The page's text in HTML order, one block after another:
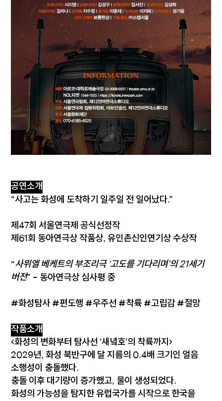
공연소개
“사고는 화성에 도착하기 일주일 전 일어났다.”
제47회 서울연극제 공식선정작
제61회 동아연극상 작품상, 유인촌신인연기상 수상작
“사뮈엘 베케트의 부조리극 ‘고도를 기다리며’의 21세기
버전” - 동아연극상 심사평 중
#화성탐사 #편도행 #우주선 #착륙 #고립감 #절망
작품소개
<화성의 변화부터 탐사선 ‘새녘호’의 착륙까지>
2029년, 화성 북반구에 달 지름의 0.4배 크기인 얼음
소행성이 충돌했다.
충돌 이후 대기량이 증가했고, 물이 생성되었다.
화성의 가능성을 탐지한 유럽국가를 시작으로 한국을